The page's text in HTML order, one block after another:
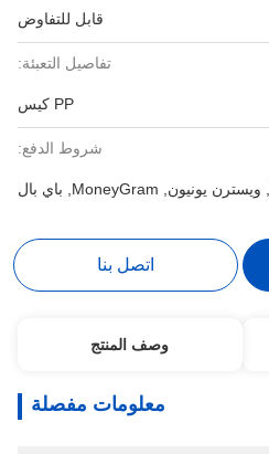
قابل للتفاوض
تفاصيل التعبئة:
PP كيس
شروط الدفع:
اتصل بنا
وصف المنتج
معلومات مفصلة